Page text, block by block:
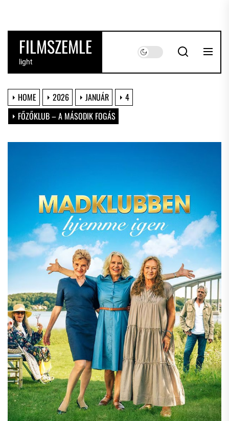
the
contentFILMSZEMLE
light
HOME 2026 JANUÁR
4
FŐZŐKLUB – A MÁSODIK FOGÁS